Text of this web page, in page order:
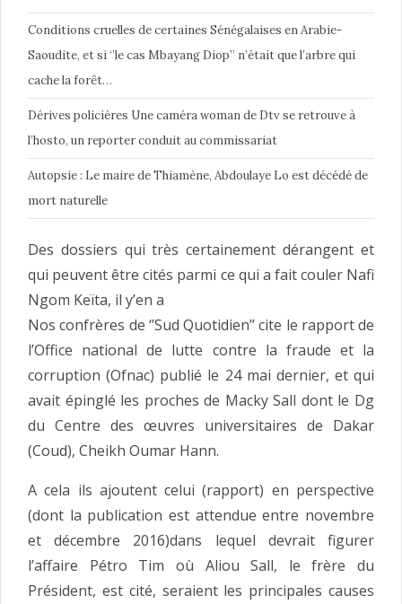
Conditions cruelles de certaines Sénégalaises en Arabie-
Saoudite, et si ‘’le cas Mbayang Diop’’ n’était que l’arbre qui
cache la forêt…
Dérives policières Une caméra woman de Dtv se retrouve à
l’hosto, un reporter conduit au commissariat
Autopsie : Le maire de Thiamène, Abdoulaye Lo est décédé de
mort naturelle
Des dossiers qui très certainement dérangent et
qui peuvent être cités parmi ce qui a fait couler Nafi
Ngom Keïta, il y’en a
Nos confrères de ‘’Sud Quotidien’’ cite le rapport de
l’Office national de lutte contre la fraude et la
corruption (Ofnac) publié le 24 mai dernier, et qui
avait épinglé les proches de Macky Sall dont le Dg
du Centre des œuvres universitaires de Dakar
(Coud), Cheikh Oumar Hann.
A cela ils ajoutent celui (rapport) en perspective
(dont la publication est attendue entre novembre
et décembre 2016)dans lequel devrait figurer
l’affaire Pétro Tim où Aliou Sall, le frère du
Président, est cité, seraient les principales causes